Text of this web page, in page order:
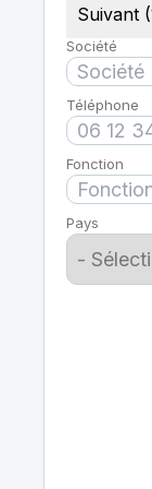
Suivant
Société
Téléphone
Fonction
Pays